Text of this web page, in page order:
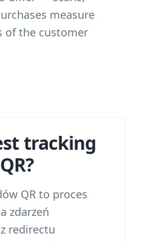
measure
of the customer
tracking
QR to proces
zdarzeń
redirectu